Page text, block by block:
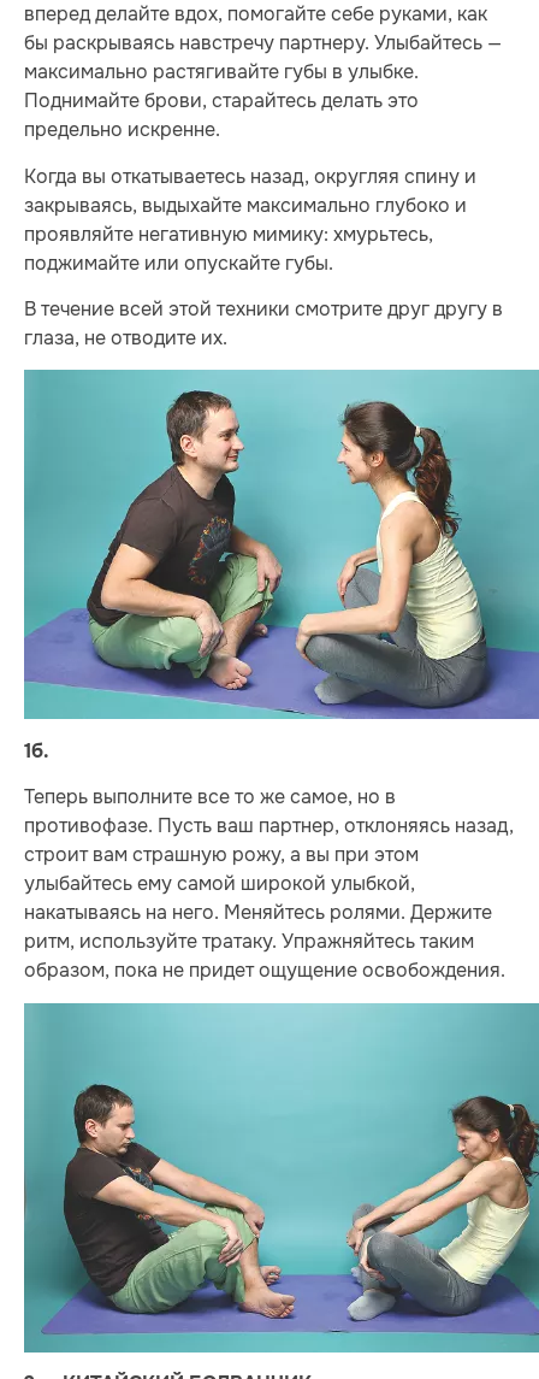
вперед делайте вдох, помогайте себе руками, как
бы раскрываясь навстречу партнеру. Улыбайтесь —
максимально растягивайте губы в улыбке.
Поднимайте брови, старайтесь делать это
предельно искренне.
Когда вы откатываетесь назад, округляя спину и
закрываясь, выдыхайте максимально глубоко и
проявляйте негативную мимику: хмурьтесь,
поджимайте или опускайте губы.
В течение всей этой техники смотрите друг другу в
глаза, не отводите их.
1б.
Теперь выполните все то же самое, но в
противофазе. Пусть ваш партнер, отклоняясь назад,
строит вам страшную рожу, а вы при этом
улыбайтесь ему самой широкой улыбкой,
накатываясь на него. Меняйтесь ролями. Держите
ритм, используйте тратаку. Упражняйтесь таким
образом, пока не придет ощущение освобождения.